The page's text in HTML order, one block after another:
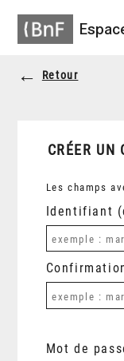
Retour
CRÉER UN
Les champs
Identifiant
Mot de